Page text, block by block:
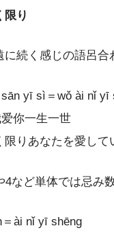
限り
に続く感じの語呂
yī sì＝wǒ ài nǐ yī
你一生一世
限りあなたを愛して
4など単体では忌み
ài nǐ yī shēng